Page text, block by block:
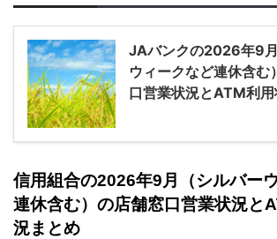
JAバンクの2026年9
ウィークなど連休含む
口営業状況とATM利
信用組合の2026年9月（シルバー
連休含む）の店舗窓口営業状況と
況まとめ